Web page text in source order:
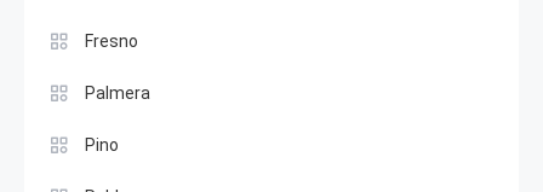
Fresno
Palmera
Pino